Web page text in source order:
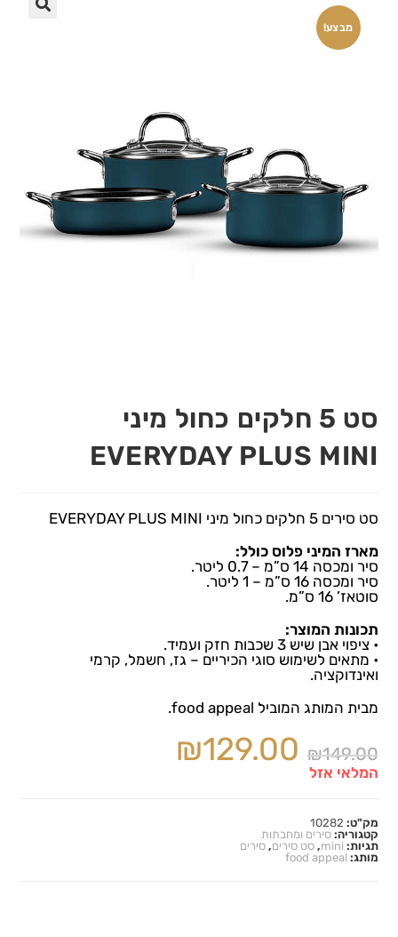
מבצע!
סט 5 חלקים כחול מיני
EVERYDAY PLUS MINI
סט סירים 5 חלקים כחול מיני EVERYDAY PLUS MINI
מארז המיני פלוס כולל:
סיר ומכסה 14 ס”מ – 0.7 ליטר.
סיר ומכסה 16 ס”מ – 1 ליטר.
סוטאז’ 16 ס”מ.
תכונות המוצר:
• ציפוי אבן שיש 3 שכבות חזק ועמיד.
• מתאים לשימוש סוגי הכיריים – גז, חשמל, קרמי
ואינדוקציה.
מבית המותג המוביל food appeal.
₪149.00
₪129.00
המלאי אזל
מק"ט: 10282
קטגוריה:סירים ומחבתות
תגיות: mini
,סט סירים,סירים
מותג: food appeal